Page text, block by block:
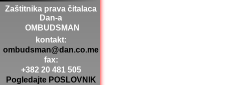
Zaštitnika prava čitalaca
Dan-a
OMBUDSMAN
kontakt:
ombudsman@dan.co.me
fax:
+382 20 481 505
Pogledajte POSLOVNIK